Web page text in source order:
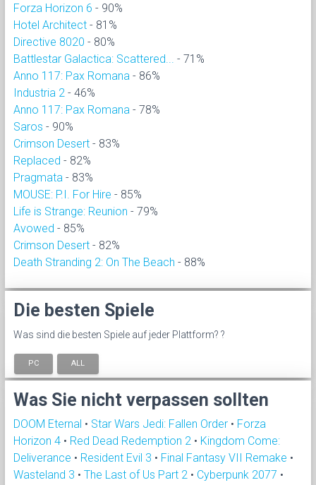
Forza Horizon 6 - 90%
Hotel Architect - 81%
Directive 8020 - 80%
Battlestar Galactica: Scattered...
- 71%
Anno 117: Pax Romana - 86%
Industria 2 - 46%
Anno 117: Pax Romana - 78%
Saros - 90%
Crimson Desert - 83%
Replaced - 82%
Pragmata - 83%
MOUSE: P.I. For Hire - 85%
Life is Strange: Reunion - 79%
Avowed - 85%
Crimson Desert - 82%
Death Stranding 2: On The Beach - 88%
Die besten Spiele
Was sind die besten Spiele auf jeder Plattform? ?
PC ALL
Was Sie nicht verpassen sollten
DOOM Eternal • Star Wars Jedi: Fallen Order • Forza
Horizon 4 • Red Dead Redemption 2 • Kingdom Come:
Deliverance • Resident Evil 3 • Final Fantasy VII Remake •
Wasteland 3 • The Last of Us Part 2 • Cyberpunk 2077 •